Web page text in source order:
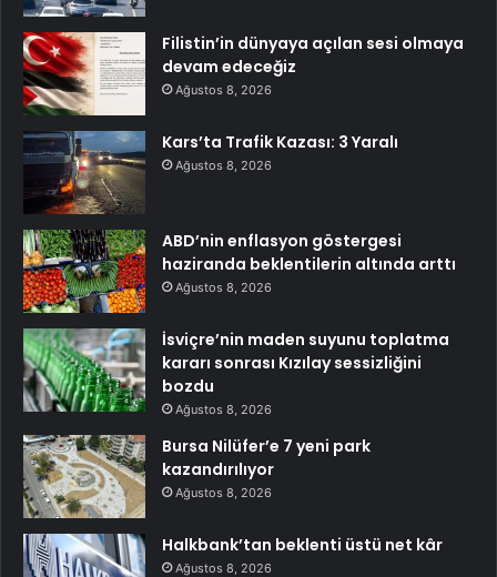
Filistin’in dünyaya açılan sesi olmaya
devam edeceğiz
Ağustos 8, 2026
Kars’ta Trafik Kazası: 3 Yaralı
Ağustos 8, 2026
ABD’nin enflasyon göstergesi
haziranda beklentilerin altında arttı
Ağustos 8, 2026
İsviçre’nin maden suyunu toplatma
kararı sonrası Kızılay sessizliğini
bozdu
Ağustos 8, 2026
Bursa Nilüfer’e 7 yeni park
kazandırılıyor
Ağustos 8, 2026
Halkbank’tan beklenti üstü net kâr
Ağustos 8, 2026